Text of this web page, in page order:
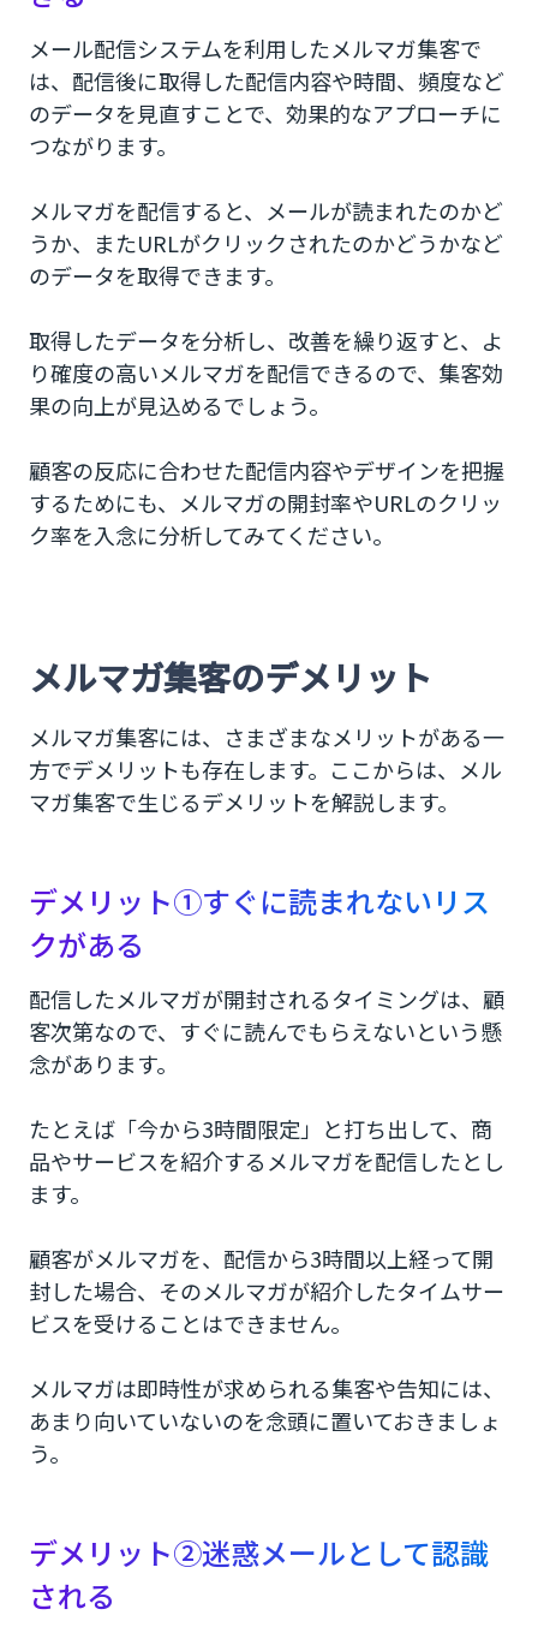
メール配信システムを利用したメルマガ集客で
は、配信後に取得した配信内容や時間、頻度など
のデータを見直すことで、効果的なアプローチに
つながります。
メルマガを配信すると、メールが読まれたのかど
うか、またURLがクリックされたのかどうかなど
のデータを取得できます。
取得したデータを分析し、改善を繰り返すと、よ
り確度の高いメルマガを配信できるので、集客効
果の向上が見込めるでしょう。
顧客の反応に合わせた配信内容やデザインを把握
するためにも、メルマガの開封率やURLのクリッ
ク率を入念に分析してみてください。
メルマガ集客のデメリット
メルマガ集客には、さまざまなメリットがある一
方でデメリットも存在します。ここからは、メル
マガ集客で生じるデメリットを解説します。
デメリット①すぐに読まれないリス
クがある
配信したメルマガが開封されるタイミングは、顧
客次第なので、すぐに読んでもらえないという懸
念があります。
たとえば「今から3時間限定」と打ち出して、商
品やサービスを紹介するメルマガを配信したとし
ます。
顧客がメルマガを、配信から3時間以上経って開
封した場合、そのメルマガが紹介したタイムサー
ビスを受けることはできません。
メルマガは即時性が求められる集客や告知には、
あまり向いていないのを念頭に置いておきましょ
う。
デメリット②迷惑メールとして認識
される